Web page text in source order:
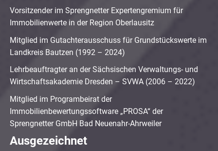
Vorsitzender im Sprengnetter Expertengremium für
Immobilienwerte in der Region Oberlausitz
Mitglied im Gutachterausschuss für Grundstückswerte im
Landkreis Bautzen (1992 – 2024)
Lehrbeauftragter an der Sächsischen Verwaltungs- und
Wirtschaftsakademie Dresden – SVWA (2006 – 2022)
Mitglied im Programbeirat der
Immobilienbewertungssoftware „PROSA“ der
Sprengnetter GmbH Bad Neuenahr-Ahrweiler
Ausgezeichnet